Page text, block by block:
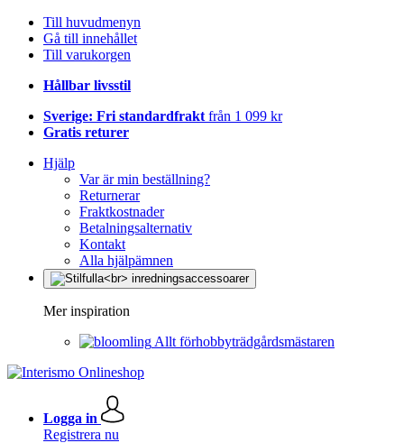
Till huvudmenyn
Gå till innehållet
Till varukorgen
Hållbar livsstil
Sverige: Fri standardfrakt från 1 099 kr
Gratis returer
Hjälp
Var är min beställning?
Returnerar
Fraktkostnader
Betalningsalternativ
Kontakt
Alla hjälpämnen
Mer inspiration
Allt förhobbyträdgårdsmästaren
Logga in
Registrera nu